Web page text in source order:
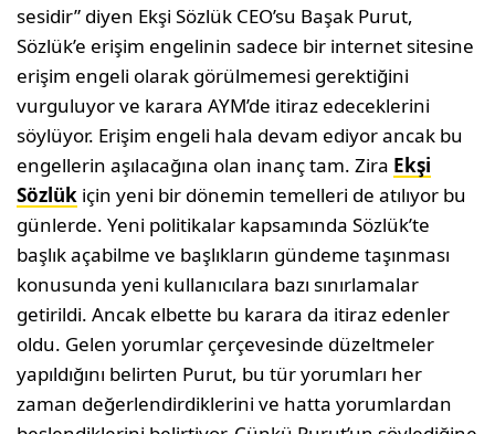
sesidir” diyen Ekşi Sözlük CEO’su Başak Purut,
Sözlük’e erişim engelinin sadece bir internet sitesine
erişim engeli olarak görülmemesi gerektiğini
vurguluyor ve karara AYM’de itiraz edeceklerini
söylüyor. Erişim engeli hala devam ediyor ancak bu
engellerin aşılacağına olan inanç tam. Zira Ekşi
Sözlük için yeni bir dönemin temelleri de atılıyor bu
günlerde. Yeni politikalar kapsamında Sözlük’te
başlık açabilme ve başlıkların gündeme taşınması
konusunda yeni kullanıcılara bazı sınırlamalar
getirildi. Ancak elbette bu karara da itiraz edenler
oldu. Gelen yorumlar çerçevesinde düzeltmeler
yapıldığını belirten Purut, bu tür yorumları her
zaman değerlendirdiklerini ve hatta yorumlardan